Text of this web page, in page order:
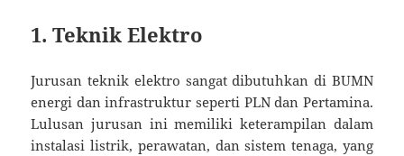
1.Teknik Elektro
Jurusan teknik elektro sangat dibutuhkan di BUMN
energi dan infrastruktur seperti PLN dan Pertamina.
Lulusan jurusan ini memiliki keterampilan dalam
instalasi listrik, perawatan, dan sistem tenaga, yang